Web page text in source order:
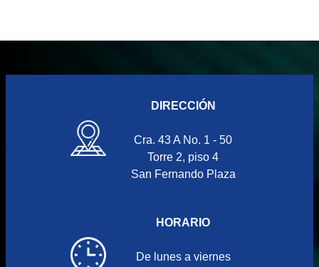
DIRECCIÓN
Cra. 43 A No. 1 - 50
Torre 2, piso 4
San Fernando Plaza
HORARIO
De lunes a viernes